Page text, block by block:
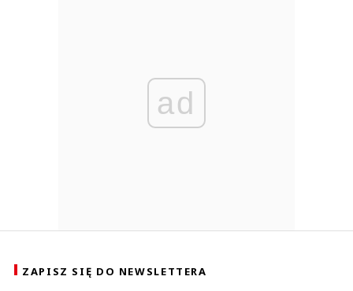
ad
ZAPISZ SIĘ DO NEWSLETTERA